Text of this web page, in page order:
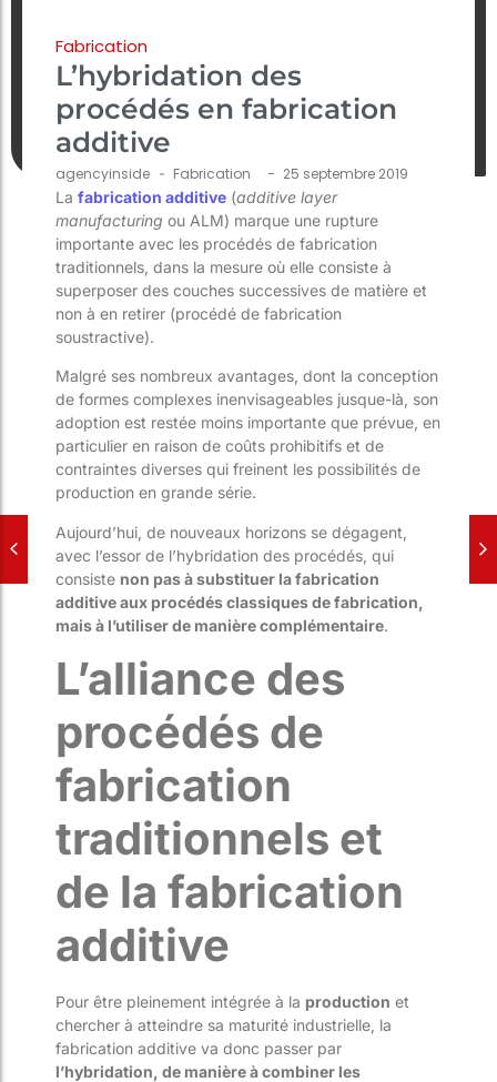
Fabrication
L’hybridation des
procédés en fabrication
additive
agencyinside - Fabrication - 25 septembre 2019
La fabrication additive (additive layer
manufacturing ou ALM) marque une rupture
importante avec les procédés de fabrication
traditionnels, dans la mesure où elle consiste à
superposer des couches successives de matière et
non à en retirer (procédé de fabrication
soustractive).
Malgré ses nombreux avantages, dont la conception
de formes complexes inenvisageables jusque-là, son
adoption est restée moins importante que prévue, en
particulier en raison de coûts prohibitifs et de
contraintes diverses qui freinent les possibilités de
production en grande série.
Aujourd’hui, de nouveaux horizons se dégagent,
avec l’essor de l’hybridation des procédés, qui
consiste non pas à substituer la fabrication
additive aux procédés classiques de fabrication,
mais à l’utiliser de manière complémentaire.
L’alliance des
procédés de
fabrication
traditionnels et
de la fabrication
additive
Pour être pleinement intégrée à la production et
chercher à atteindre sa maturité industrielle, la
fabrication additive va donc passer par
l’hybridation, de manière à combiner les